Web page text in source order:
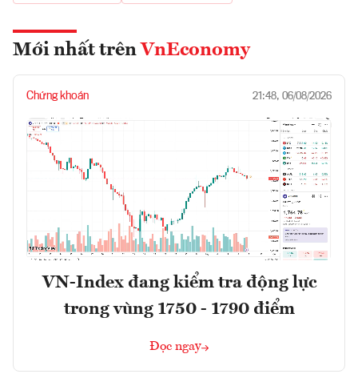
Mới nhất trên VnEconomy
Chứng khoán 21:48, 06/08/2026
VN-Index đang kiểm tra động lực
trong vùng 1750 - 1790 điểm
Đọc ngay